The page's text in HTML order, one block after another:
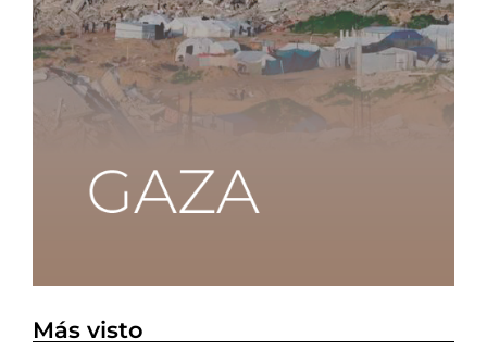
Más visto